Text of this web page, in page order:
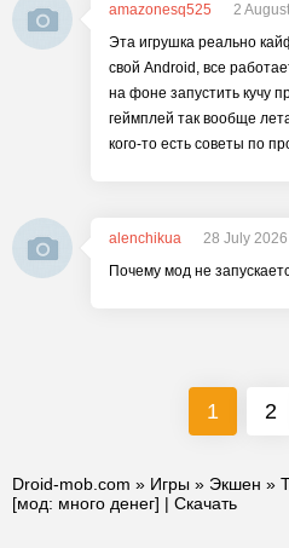
amazonesq525
2
Эта игрушка реально
свой Android, все
на фоне запустить кучу
геймплей так вообще
кого-то есть советы по
alenchikua
28 July
Почему мод не
1 2
Droid-mob.com » Игры » Экшен »
[мод: много денег] | Скачать